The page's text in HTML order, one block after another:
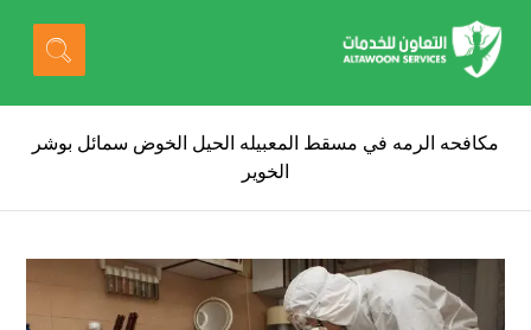
مكافحه الرمه في مسقط المعبيله الحيل الخوض سمائل بوشر
الخوير